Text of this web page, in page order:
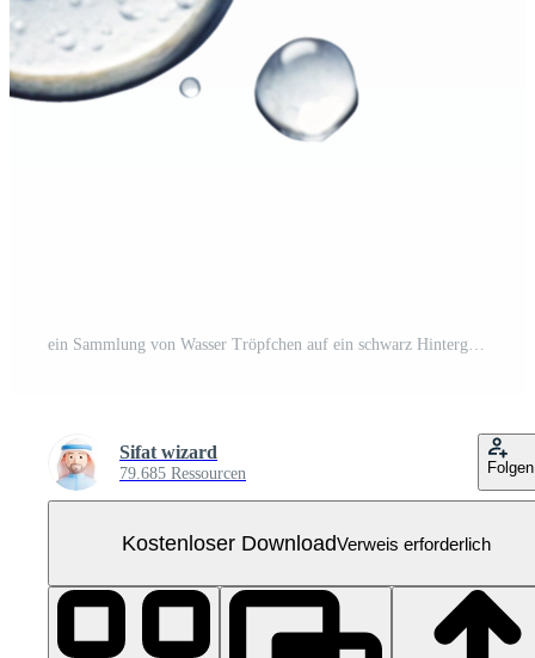
ein Sammlung von Wasser Tröpfchen auf ein schwarz Hintergrund, zeigen verschiedene Größen und Formen von klar Flüssigkeit Kostenloses PNG
Sifat wizard
79.685 Ressourcen Folgen
Kostenloser DownloadVerweis erforderlich